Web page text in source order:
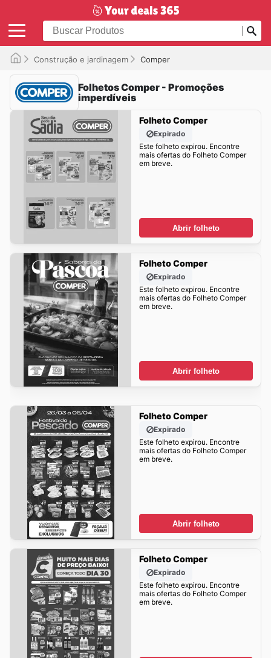
Construção e jardinagem Comper
Folhetos Comper - Promoções
imperdíveis
Folheto Comper
Expirado
Este folheto expirou. Encontre
mais ofertas do Folheto Comper
em breve.
Abrir folheto
Folheto Comper
Expirado
Este folheto expirou. Encontre
mais ofertas do Folheto Comper
em breve.
Abrir folheto
Folheto Comper
Expirado
Este folheto expirou. Encontre
mais ofertas do Folheto Comper
em breve.
Abrir folheto
Folheto Comper
Expirado
Este folheto expirou. Encontre
mais ofertas do Folheto Comper
em breve.